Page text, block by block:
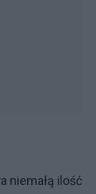
niemałą ilość